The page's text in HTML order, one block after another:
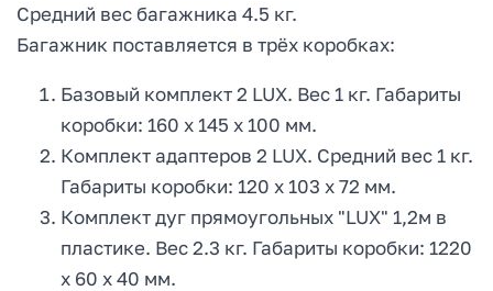
Средний вес багажника 4.5 кг.
Багажник поставляется в трёх коробках:
Базовый комплект 2 LUX. Вес 1 кг. Габариты
коробки: 160 х 145 х 100 мм.
Комплект адаптеров 2 LUX. Средний вес 1 кг.
Габариты коробки: 120 х 103 х 72 мм.
Комплект дуг прямоугольных "LUX" 1,2м в
пластике. Вес 2.3 кг. Габариты коробки: 1220
х 60 х 40 мм.